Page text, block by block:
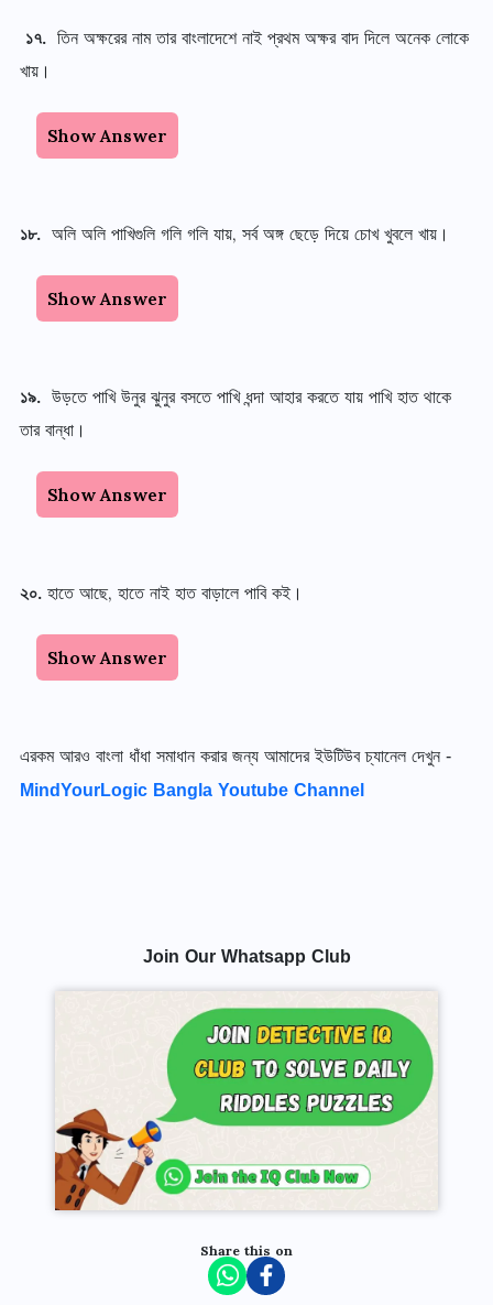
১৭.তিন অক্ষরের নাম তার বাংলাদেশে নাই প্রথম অক্ষর বাদ দিলে অনেক লোকে
খায়।
Show Answer
১৮.অলি অলি পাখিগুলি গলি গলি যায়, সর্ব অঙ্গ ছেড়ে দিয়ে চোখ খুবলে খায়।
Show Answer
১৯. উড়তে পাখি উনুর ঝুনুর বসতে পাখি ধন্দা আহার করতে যায় পাখি হাত থাকে
তার বান্ধা।
Show Answer
২০.হাতে আছে, হাতে নাই হাত বাড়ালে পাবি কই।
Show Answer
এরকম আরও বাংলা ধাঁধা সমাধান করার জন্য আমাদের ইউটিউব চ্যানেল দেখুন -
MindYourLogic Bangla Youtube Channel
Join Our Whatsapp Club
Share this on